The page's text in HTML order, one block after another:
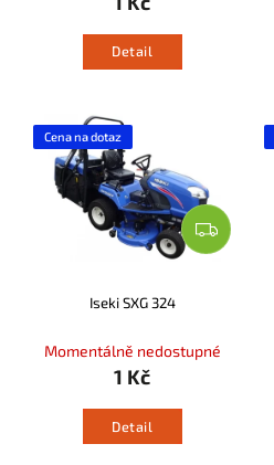
Detail
Cena na dotaz
Iseki SXG 324
Momentálně nedostupné
1 Kč
Detail